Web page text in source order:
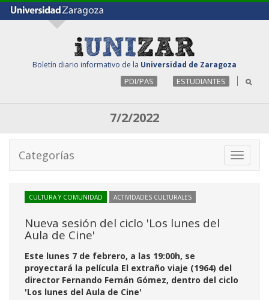
Boletín diario informativo de la Universidad de Zaragoza
PDI/PAS ESTUDIANTES
7/2/2022
Toggle
Categorías
CULTURA Y COMUNIDAD ACTIVIDADES CULTURALES
Nueva sesión del ciclo 'Los lunes del
Aula de Cine'
Este lunes 7 de febrero, a las 19:00h, se
proyectará la película El extraño viaje (1964) del
director Fernando Fernán Gómez, dentro del ciclo
'Los lunes del Aula de Cine'